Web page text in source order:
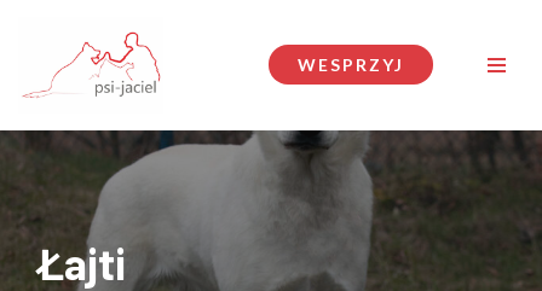
Przejdź
do
WESPRZYJ
Łajti